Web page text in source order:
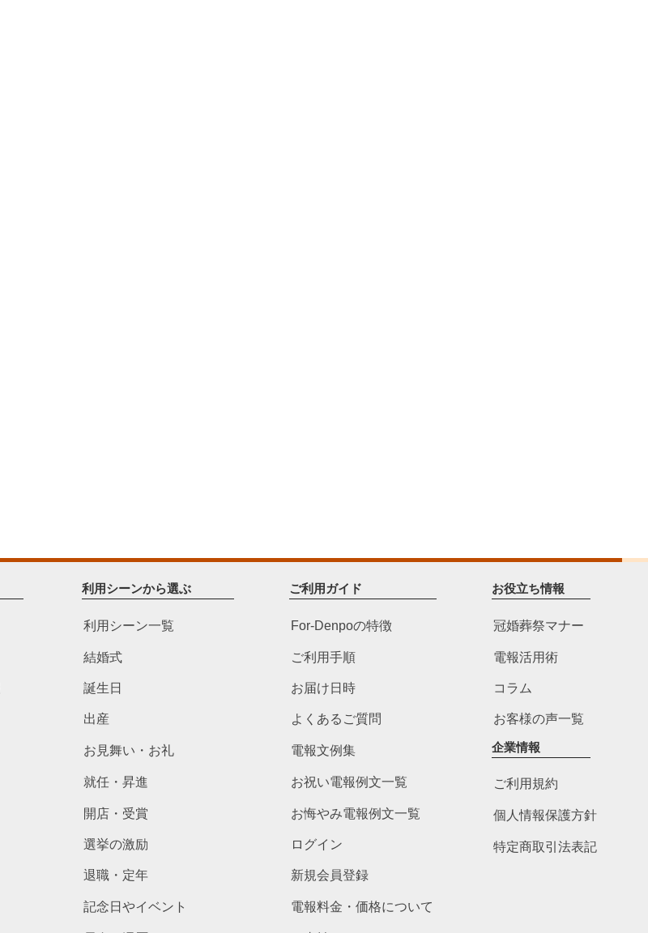
利用シーンから選ぶ
利用シーン一覧
結婚式
誕生日
出産
お見舞い・お礼
就任・昇進
開店・受賞
選挙の激励
退職・定年
記念日やイベント
ご利用ガイド
For-Denpoの特徴
ご利用手順
お届け日時
よくあるご質問
電報文例集
お祝い電報例文一覧
お悔やみ電報例文一覧
ログイン
新規会員登録
電報料金・価格について
お役立ち情報
冠婚葬祭マナー
電報活用術
コラム
お客様の声一覧
企業情報
ご利用規約
個人情報保護方針
特定商取引法表記